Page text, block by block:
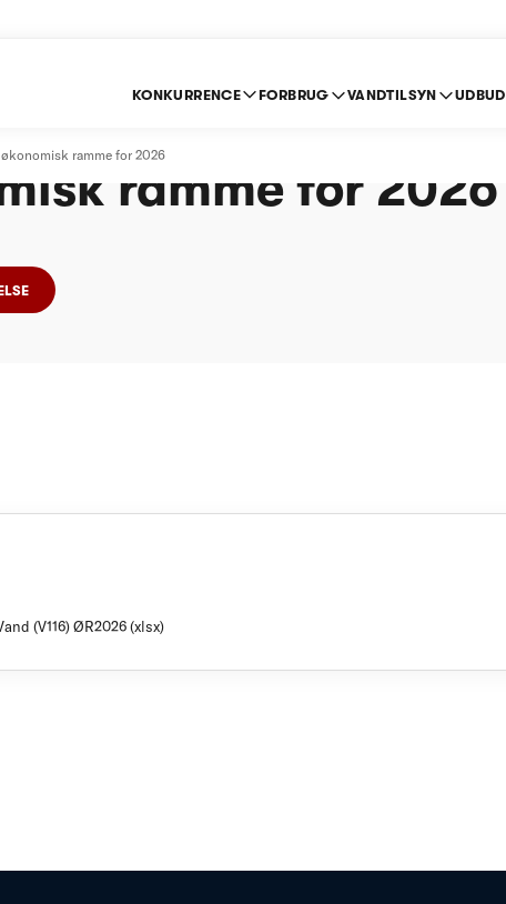
KONKURRENCE FORBRUG VANDTILSYN UDBUD
ramme for 2026
ramme for 2026
(V116) ØR2026 (xlsx)